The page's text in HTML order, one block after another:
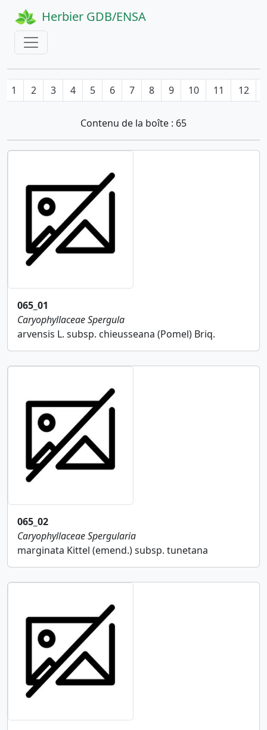
Herbier GDB/ENSA
1 2 3 4 5 6 7 8 9 10 11 12
Contenu de la boîte : 65
065_01
CaryophyllaceaeSpergula
arvensis L. subsp. chieusseana (Pomel) Briq.
065_02
CaryophyllaceaeSpergularia
marginata Kittel (emend.) subsp. tunetana